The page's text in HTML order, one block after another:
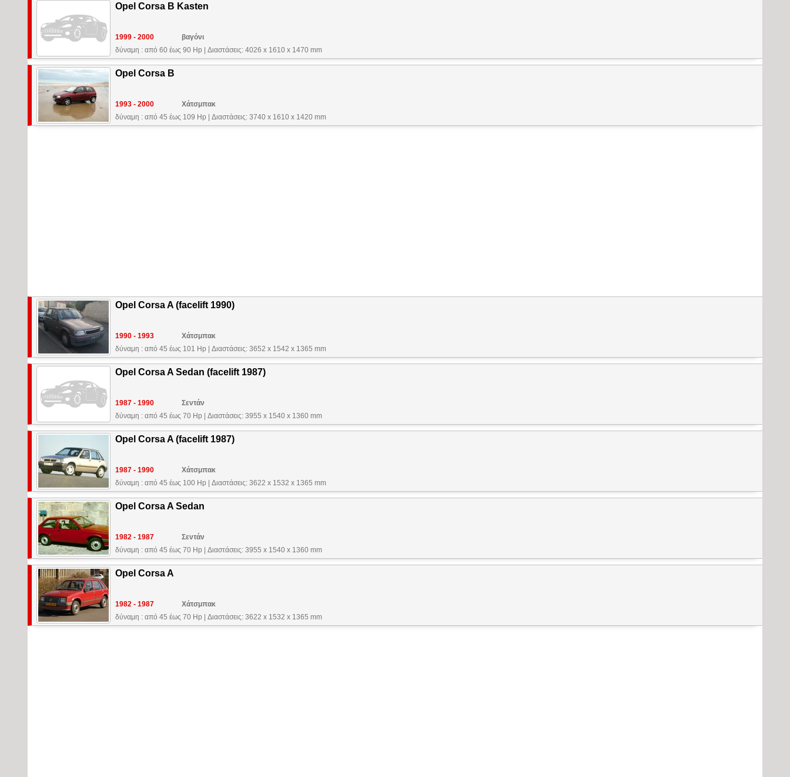
Opel Corsa B Kasten
1999 - 2000
βαγόνι
δύναμη : από 60 έως 90 Hp
Διαστάσεις: 4026 x 1610 x 1470 mm
Opel Corsa B
1993 - 2000
Χάτσμπακ
δύναμη : από 45 έως 109 Hp
Διαστάσεις: 3740 x 1610 x 1420 mm
Opel Corsa A (facelift 1990)
1990 - 1993
Χάτσμπακ
δύναμη : από 45 έως 101 Hp
Διαστάσεις: 3652 x 1542 x 1365 mm
Opel Corsa A Sedan (facelift 1987)
1987 - 1990
Σεντάν
δύναμη : από 45 έως 70 Hp
Διαστάσεις: 3955 x 1540 x 1360 mm
Opel Corsa A (facelift 1987)
1987 - 1990
Χάτσμπακ
δύναμη : από 45 έως 100 Hp
Διαστάσεις: 3622 x 1532 x 1365 mm
Opel Corsa A Sedan
1982 - 1987
Σεντάν
δύναμη : από 45 έως 70 Hp
Διαστάσεις: 3955 x 1540 x 1360 mm
Opel Corsa A
1982 - 1987
Χάτσμπακ
δύναμη : από 45 έως 70 Hp
Διαστάσεις: 3622 x 1532 x 1365 mm